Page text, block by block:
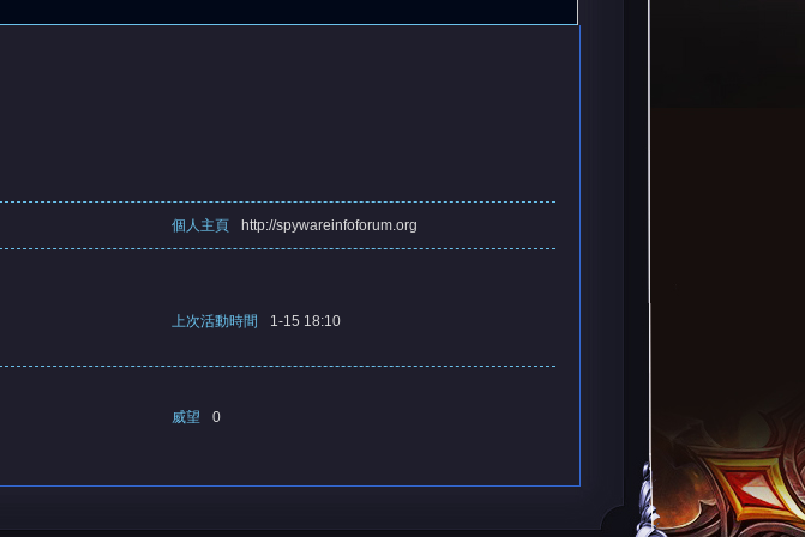
個人主頁 http://spywareinfoforum.org
上次活動時間
1-15 18:10
威望
0